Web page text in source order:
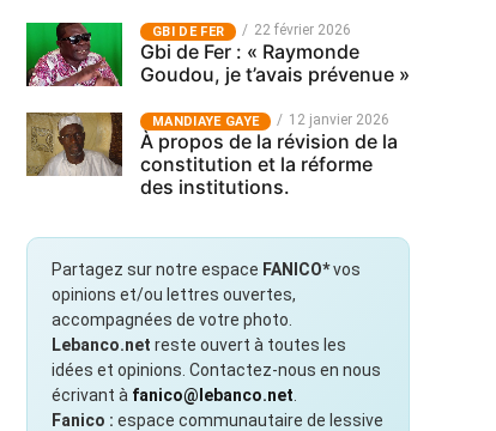
GBI DE FER 22 février 2026
Gbi de Fer : « Raymonde
Goudou, je t’avais prévenue »
MANDIAYE GAYE 12 janvier 2026
À propos de la révision de la
constitution et la réforme
des institutions.
Partagez sur notre espace FANICO*vos
opinions et/ou lettres ouvertes,
accompagnées de votre photo.
Lebanco.net reste ouvert à toutes les
idées et opinions. Contactez-nous en nous
écrivant à fanico@lebanco.net
Fanico : espace communautaire de lessive